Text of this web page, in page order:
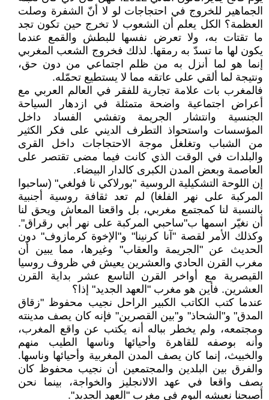
الجماهير للخروج في احتجاجات لو لا أنّ الشفرة وصلت
العظمة؟ الكل يعلم أن الشعوب لا تخرج حين تكون تجد
ما تقتات به، ولا تعرض نفسها للبطش والقمع عندما
يكون لها ما تسدّ به رمقها. لذلك فخروج الشعب المغربي
إنما هو لما أنزل به من ظلم اجتماعي من دون حق،
ونتيجة لما ألقي على عاتقه مما لا يستطيع تحمّله.
فالمغرب بات علامة تجارية للفقر في العالم العربي مع
أعراض اجتماعية واضحة متمثلة في ازدهار السياحة
الجنسية وانتشار الجريمة وتفشي الفساد داخل
المؤسسات واستحواذ التطرف الديني على فكر الكثير
من الشباب وتغلغل موجة الاحتجاجات داخل القرى
والبلدات في الوقت الذي كانت فيما مضى تقتصر على
العاصمة وبعض المدن الكبرى كالدار البيضاء.
إن اللوحة التشكيلية الروسية "بورلاكي نا فولغي" (ساحبوا
المركبة على نهر الفلغا) لم تعد ثقافة روسية أجنبية
بالنسبة لنا كمجتمع مغربي، بل واقعنا المعاش ويحق لنا
أن نغيّر اسمها ب"ساحبي المركبة على نهر أبي رقراق".
وكذلك الأمر لقصة "آنا كرنينا" و"الإخوة كرمازوف" دون
الحديث عن "الجريمة والعقاب" وغيرها، مما يبين أن
مغرب القرن الحادي والعشرين يعيش في ظروف روسيا
القيصرية مع أواخر القرن التاسع عشر بداية القرن
العشرين. فأين هو مغرب "العهد الجديد" إذا؟
عندما كتب الكاتب الكبير الراحل نجيب محفوظ "زقاق
المدق" و"الشحاذ" و"بين القصرين" فإنه كان يصف مدينته
ومجتمعه، ولم يخطر بباله أنه يكتب عن واقع المغرب،
وأنه بوصفه للقاهرة وأحيائها وناسها الطيب منهم
والخبيث، إنما كان يصف المدن المغربية وأحيائها وناسها.
والفرق بين البلدين والمجتمعين أن نجيب محفوظ كان
يصف واقعا في عهد الالانجليز والخواجة، بينما نحن
أصبحنا نعيشه اليوم في مغرب "العهد الجديد".